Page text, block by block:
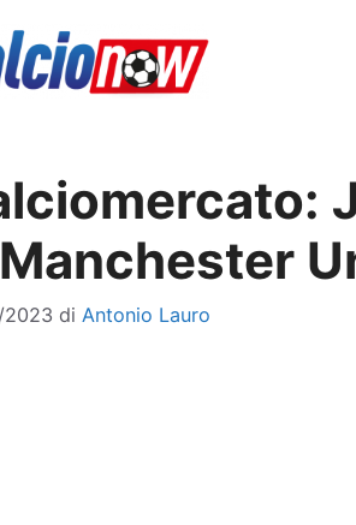
di Antonio Lauro